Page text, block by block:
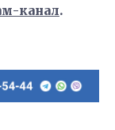
канал.